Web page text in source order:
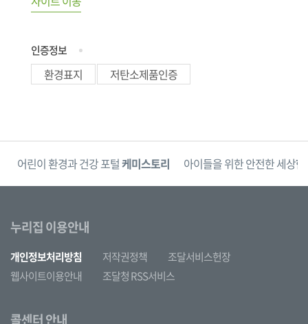
인증정보
환경표지 저탄소제품인증
어린이 환경과 건강 포털케미스토리 아이들을 위한 안전한 세상
누리집 이용안내
개인정보처리방침 저작권정책
조달서비스헌장
웹사이트이용안내
조달청 RSS서비스
콜센터 안내